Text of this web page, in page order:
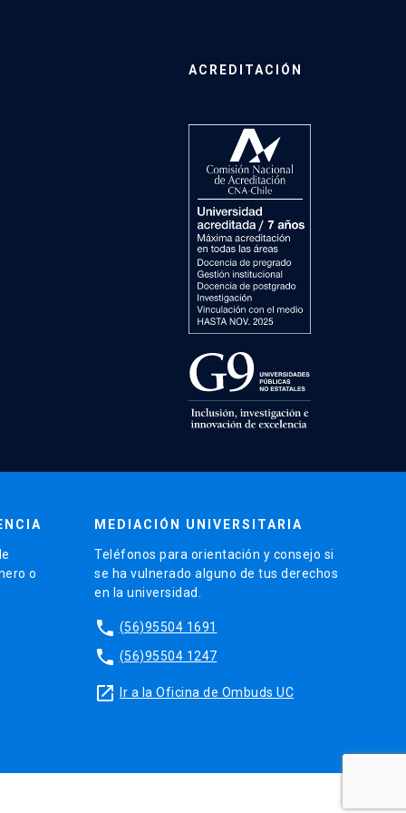
ACREDITACIÓN
o
MEDIACIÓN UNIVERSITARIA
Teléfonos para orientación y consejo si
se ha vulnerado alguno de tus derechos
en la universidad.
phone (56)95504 1691
phone (56)95504 1247
launch Ir a la Oficina de Ombuds UC